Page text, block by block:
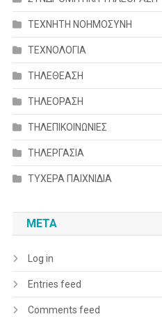
ΤΕΧΝΗΤΗ ΝΟΗΜΟΣΥΝΗ
ΤΕΧΝΟΛΟΓΙΑ
ΤΗΛΕΘΕΑΣΗ
ΤΗΛΕΟΡΑΣΗ
ΤΗΛΕΠΙΚΟΙΝΩΝΙΕΣ
ΤΗΛΕΡΓΑΣΙΑ
ΤΥΧΕΡΑ ΠΑΙΧΝΙΔΙΑ
META
Log in
Entries feed
Comments feed